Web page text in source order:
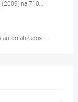
na 710....
...